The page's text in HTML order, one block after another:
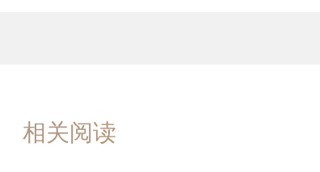
相关阅读